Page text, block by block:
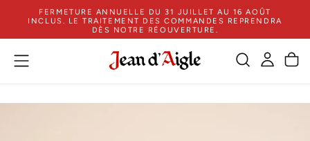
PASSER
AU
FERMETURE ANNUELLE DU 31 JUILLET AU 16 AOÛT
INCLUS. LE TRAITEMENT DES COMMANDES REPRENDRA
DÈS NOTRE RÉOUVERTURE.